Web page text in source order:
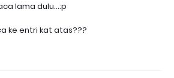
lama dulu...:p
ke entri kat atas???